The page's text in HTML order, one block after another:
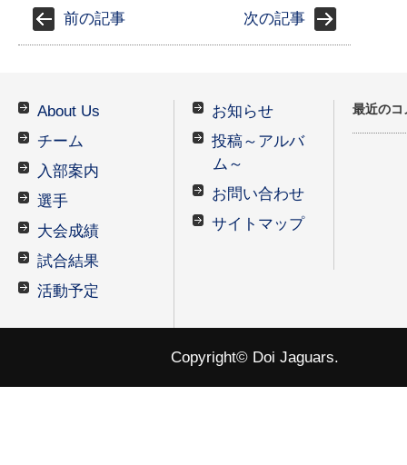
前の記事 次の記事
About Us
チーム
入部案内
選手
大会成績
試合結果
活動予定
お知らせ
投稿～アルバ
ム～
お問い合わせ
サイトマップ
最近のコ
Copyright© Doi Jaguars.